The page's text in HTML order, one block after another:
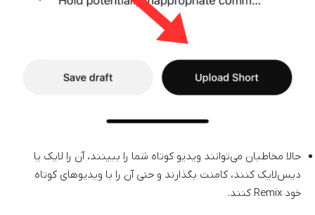
حالا مخاطبان می‌توانند ویدیو کوتاه شما را ببینند، آن را لایک یا
دیس‌لایک کنند، کامنت بگذارند و حتی آن را با ویدیوهای کوتاه
خود Remix کنند.